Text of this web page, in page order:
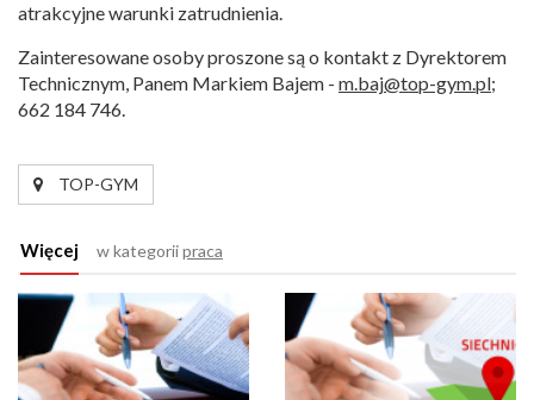
atrakcyjne warunki zatrudnienia.
Zainteresowane osoby proszone są o kontakt z Dyrektorem
Technicznym, Panem Markiem Bajem - m.baj@top-gym.pl;
662 184 746.
TOP-GYM
Więcej w kategoriipraca